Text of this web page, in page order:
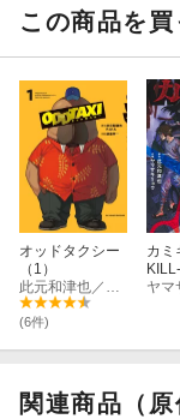
この商品を
オッドタクシー
（1）
此元和津也／P．I．C．S．
(6件)
カミ
ヤマ
関連商品（原